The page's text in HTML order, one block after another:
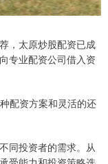
，太原炒股配资已成
专业配资公司借入资
配资方案和灵活的还
同投资者的需求。从